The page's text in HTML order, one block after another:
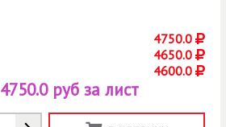
4750.0
4650.0
4600.0
4750.0 руб за лист